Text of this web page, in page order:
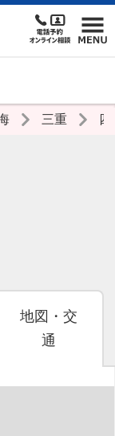
三重
地図・交
通